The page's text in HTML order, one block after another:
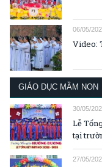
06/05/
Video:
GIÁO DỤC MẦM NON
30/05/
Lễ
tại
27/05/